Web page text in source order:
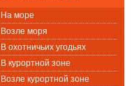
На море
Возле моря
В охотничьих угодьях
В курортной зоне
Возле курортной зоне